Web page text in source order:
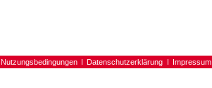
Nutzungsbedingungen Datenschutzerklärung Impressum